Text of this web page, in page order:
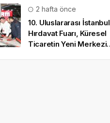
2 hafta önce
10. Uluslararası İstanbul
Hırdavat Fuarı, Küresel
Ticaretin Yeni Merkezi